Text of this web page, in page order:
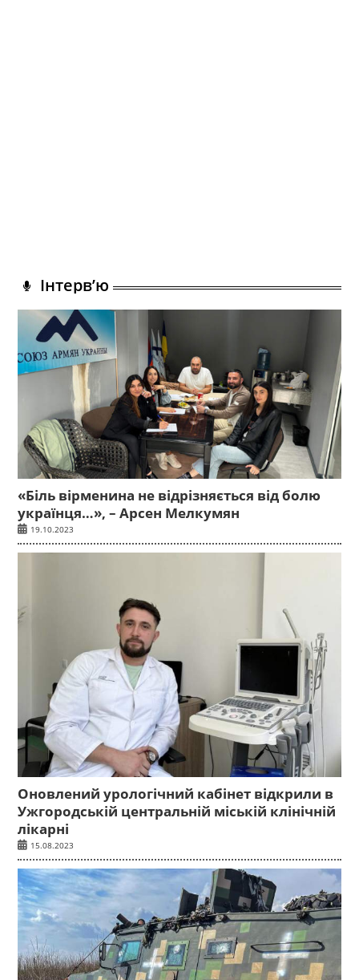
Інтерв’ю
«Біль вірменина не відрізняється від болю
українця…», – Арсен Мелкумян
19.10.2023
Оновлений урологічний кабінет відкрили в
Ужгородській центральній міській клінічній
лікарні
15.08.2023